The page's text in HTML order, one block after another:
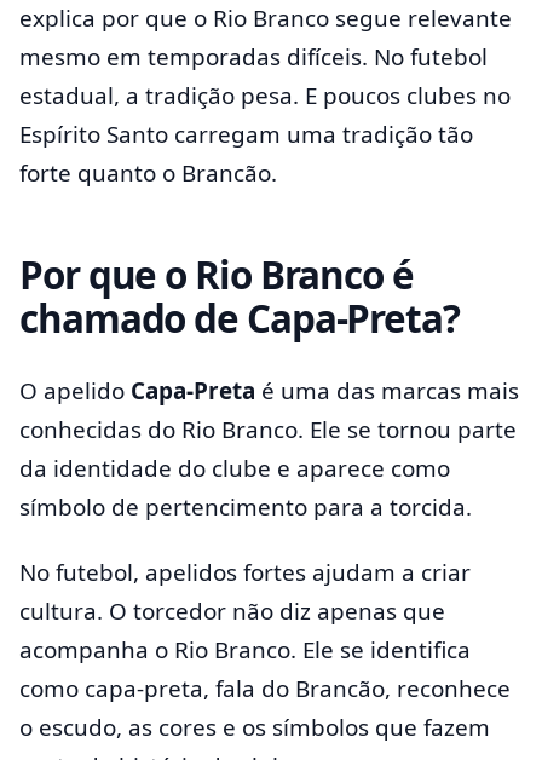
explica por que o Rio Branco segue relevante
mesmo em temporadas difíceis. No futebol
estadual, a tradição pesa. E poucos clubes no
Espírito Santo carregam uma tradição tão
forte quanto o Brancão.
Por que o Rio Branco é
chamado de Capa-Preta?
O apelido Capa-Preta é uma das marcas mais
conhecidas do Rio Branco. Ele se tornou parte
da identidade do clube e aparece como
símbolo de pertencimento para a torcida.
No futebol, apelidos fortes ajudam a criar
cultura. O torcedor não diz apenas que
acompanha o Rio Branco. Ele se identifica
como capa-preta, fala do Brancão, reconhece
o escudo, as cores e os símbolos que fazem